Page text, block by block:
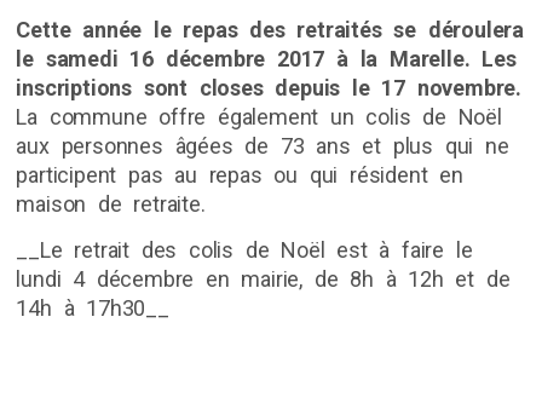
Cette année le repas des retraités se déroulera
le samedi 16 décembre 2017 à la Marelle. Les
inscriptions sont closes depuis le 17 novembre.
La commune offre également un colis de Noël
aux personnes âgées de 73 ans et plus qui ne
participent pas au repas ou qui résident en
maison de retraite.
__Le retrait des colis de Noël est à faire le
lundi 4 décembre en mairie, de 8h à 12h et de
14h à 17h30__